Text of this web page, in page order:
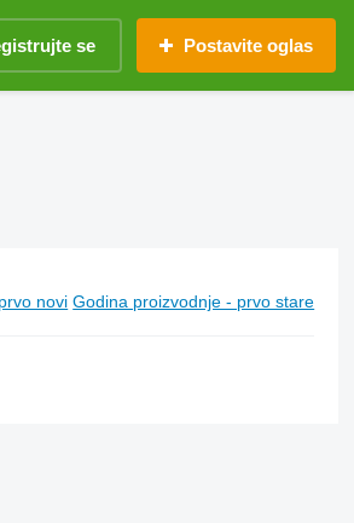
se Postavite oglas
novi Godina proizvodnje - prvo stare